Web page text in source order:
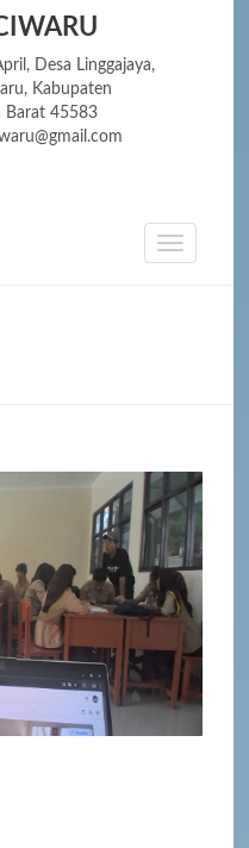
Desa Linggajaya,
Kabupaten
Barat 45583